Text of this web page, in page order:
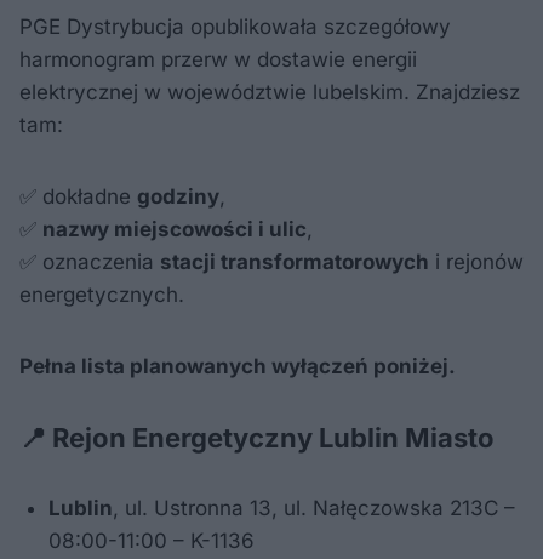
PGE Dystrybucja opublikowała szczegółowy
harmonogram przerw w dostawie energii
elektrycznej w województwie lubelskim. Znajdziesz
tam:
✅ dokładne godziny
✅ nazwy miejscowości i ulic
✅ oznaczenia stacji transformatorowych i rejonów
energetycznych.
Pełna lista planowanych wyłączeń poniżej.
📍 Rejon Energetyczny Lublin Miasto
Lublin , ul. Ustronna 13, ul. Nałęczowska 213C –
08:00-11:00 – K-1136